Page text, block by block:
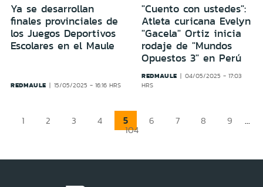
Ya se desarrollan
finales provinciales de
los Juegos Deportivos
Escolares en el Maule
REDMAULE 15/05/2025 - 16:16 HRS
"Cuento con ustedes":
Atleta curicana Evelyn
"Gacela" Ortiz inicia
rodaje de "Mundos
Opuestos 3" en Perú
REDMAULE
04/05/2025 - 17:03
HRS
1 2 3 4 5 6 7 8 9 ...
104